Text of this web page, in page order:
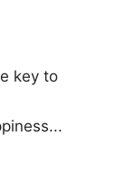
key to